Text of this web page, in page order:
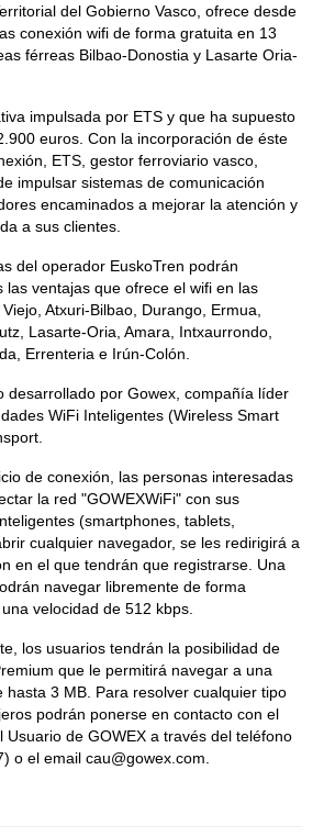
del Gobierno Vasco, ofrece desde
conexión wifi de forma gratuita en 13
férreas Bilbao-Donostia y Lasarte Oria-
impulsada por ETS y que ha supuesto
euros. Con la incorporación de éste
ETS, gestor ferroviario vasco,
impulsar sistemas de comunicación
encaminados a mejorar la atención y
a sus clientes.
del operador EuskoTren podrán
las ventajas que ofrece el wifi en las
Atxuri-Bilbao, Durango, Ermua,
Lasarte-Oria, Amara, Intxaurrondo,
Errenteria e Irún-Colón.
desarrollado por Gowex, compañía líder
WiFi Inteligentes (Wireless Smart
de conexión, las personas interesadas
la red "GOWEXWiFi" con sus
(smartphones, tablets,
cualquier navegador, se les redirigirá a
en el que tendrán que registrarse. Una
navegar libremente de forma
velocidad de 512 kbps.
los usuarios tendrán la posibilidad de
que le permitirá navegar a una
hasta 3 MB. Para resolver cualquier tipo
podrán ponerse en contacto con el
Usuario de GOWEX a través del teléfono
o el email cau@gowex.com.